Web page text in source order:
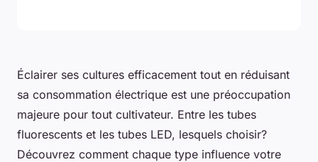
Éclairer ses cultures efficacement tout en réduisant
sa consommation électrique est une préoccupation
majeure pour tout cultivateur. Entre les tubes
fluorescents et les tubes LED, lesquels choisir?
Découvrez comment chaque type influence votre